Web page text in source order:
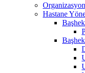
Organizasyon
Hastane